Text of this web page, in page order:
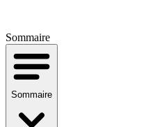
Sommaire
Sommaire